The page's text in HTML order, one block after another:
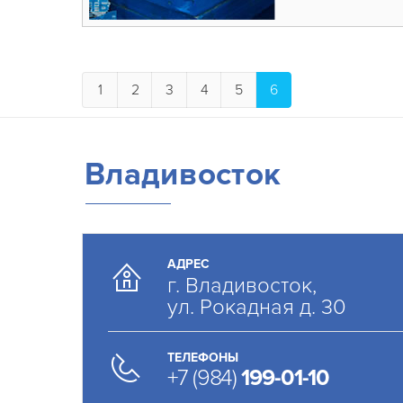
1 2 3 4 5 6
Владивосток
АДРЕС
г. Владивосток,
ул. Рокадная д. 30
ТЕЛЕФОНЫ
+7 (984)199-01-10